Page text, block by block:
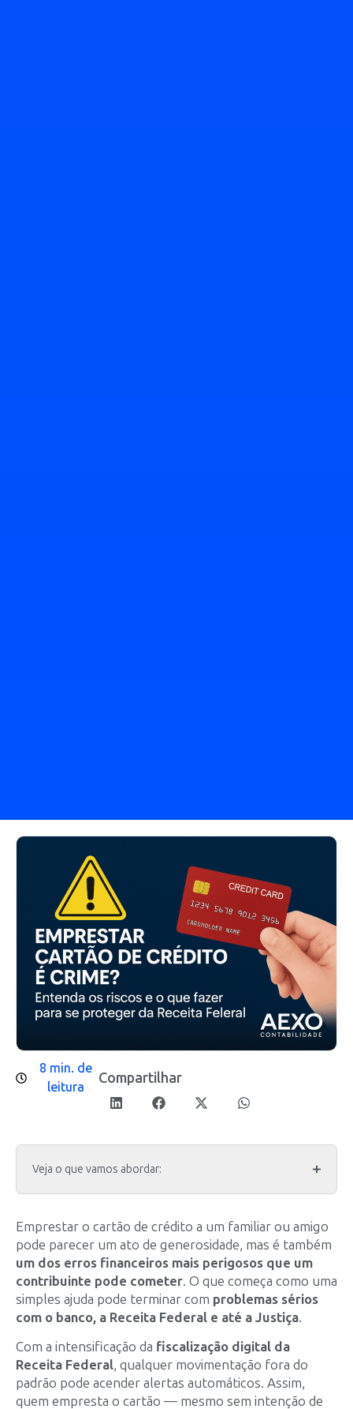
8 min. de
leitura
Compartilhar
Veja o que vamos abordar:
Emprestar o cartão de crédito a um familiar ou amigo
pode parecer um ato de generosidade, mas é também
um dos erros financeiros mais perigosos que um
contribuinte pode cometer. O que começa como uma
simples ajuda pode terminar com problemas sérios
com o banco, a Receita Federal e até a Justiça.
Com a intensificação da fiscalização digital da
Receita Federal, qualquer movimentação fora do
padrão pode acender alertas automáticos. Assim,
quem empresta o cartão — mesmo sem intenção de